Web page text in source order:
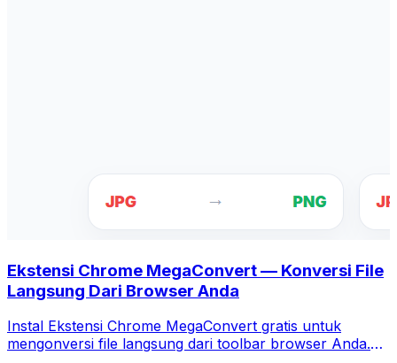
Ekstensi Chrome MegaConvert — Konversi File
Langsung Dari Browser Anda
Instal Ekstensi Chrome MegaConvert gratis untuk
mengonversi file langsung dari toolbar browser Anda.